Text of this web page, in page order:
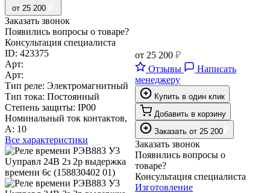
от 25 200
Заказать звонок
Появились вопросы о товаре?
Консультация специалиста
ID: 423375
Арт:
Арт:
Тип реле: Электромагнитный
Тип тока: Постоянный
Степень защиты: IP00
Номинальный ток контактов,
А: 10
Все характеристики
от 25 200 ₽
Отзывы
Написать
менеджеру
Купить в один клик
Добавить в корзину
Заказать от 25 200
Заказать звонок
Появились вопросы о
товаре?
Консультация специалиста
Изготовление